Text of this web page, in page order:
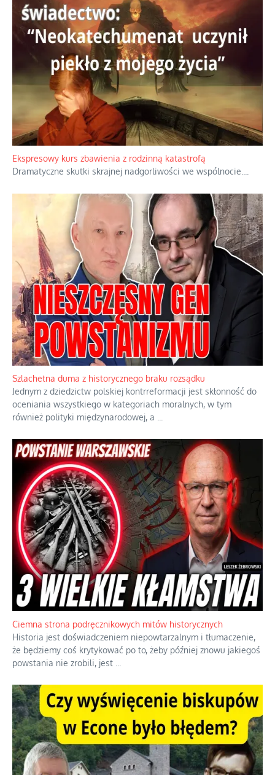
Ekspresowy kurs zbawienia z rodzinną katastrofą
Dramatyczne skutki skrajnej nadgorliwości we wspólnocie.
Szlachetna duma z historycznego braku rozsądku
Jednym z dziedzictw polskiej kontrreformacji jest skłonność do
oceniania wszystkiego w kategoriach moralnych, w tym
również polityki międzynarodowej, a
Ciemna strona podręcznikowych mitów historycznych
Historia jest doświadczeniem niepowtarzalnym i tłumaczenie,
że będziemy coś krytykować po to, żeby później znowu jakiegoś
powstania nie zrobili, jest